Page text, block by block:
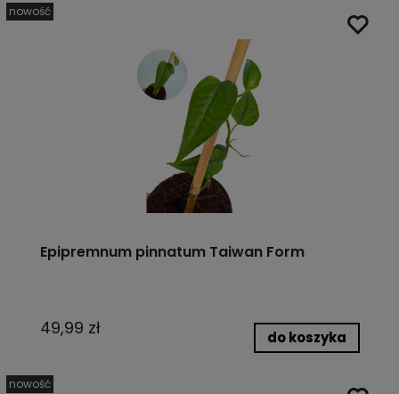
Epipremnum pinnatum Taiwan Form
49,99 zł do koszyka
nowość
nowość